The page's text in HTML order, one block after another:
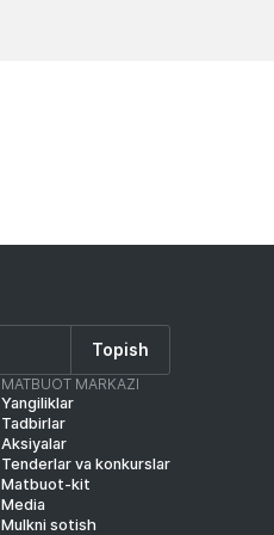
Topish
MATBUOT MARKAZI
Yangiliklar
Tadbirlar
Aksiyalar
Tenderlar va konkurslar
Matbuot-kit
Media
Mulkni sotish